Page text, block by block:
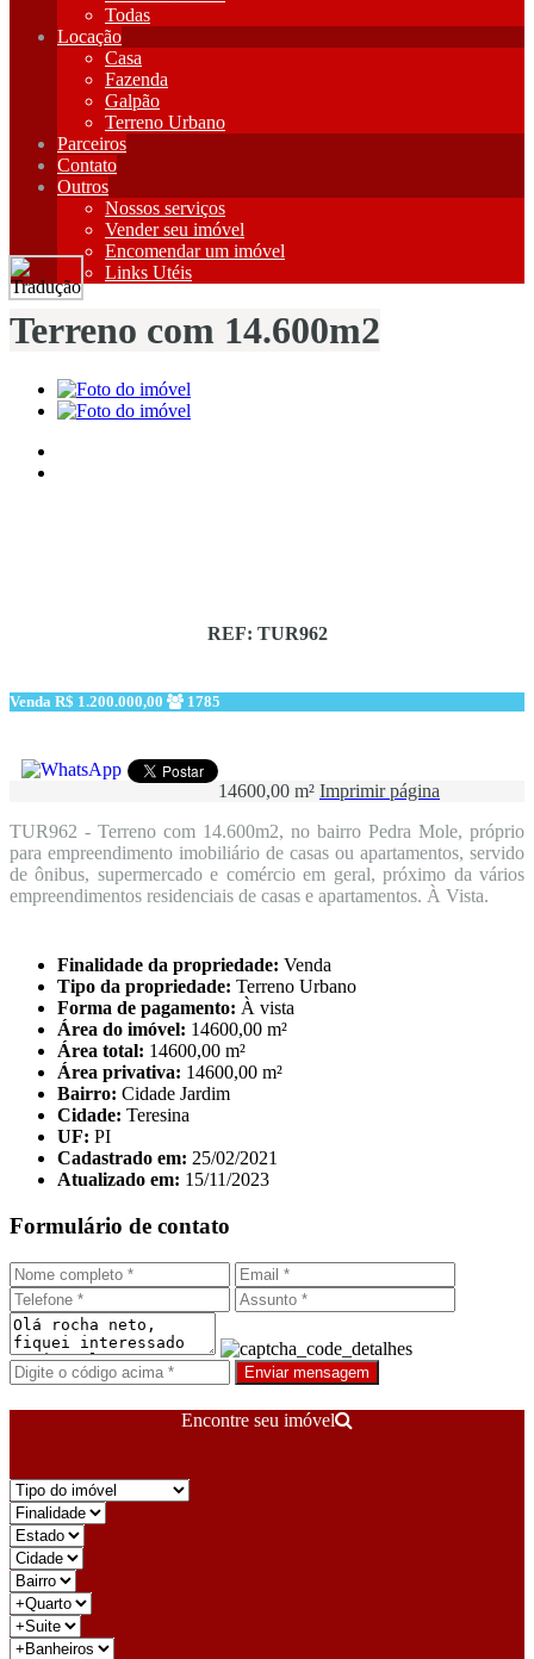
Todas
Locação
Casa
Fazenda
Galpão
Terreno Urbano
Parceiros
Contato
Outros
Nossos serviços
Vender seu imóvel
Encomendar um imóvel
Links Utéis
Terreno com 14.600m2
REF: TUR962
Venda R$ 1.200.000,00 1785
14600,00 m² Imprimir página
TUR962 - Terreno com 14.600m2, no bairro Pedra Mole, próprio
para empreendimento imobiliário de casas ou apartamentos, servido
de ônibus, supermercado e comércio em geral, próximo da vários
empreendimentos residenciais de casas e apartamentos. À Vista.
Finalidade da propriedade: Venda
Tipo da propriedade: Terreno Urbano
Forma de pagamento: À vista
Área do imóvel: 14600,00 m²
Área total: 14600,00 m²
Área privativa: 14600,00 m²
Bairro: Cidade Jardim
Cidade: Teresina
UF: PI
Cadastrado em: 25/02/2021
Atualizado em: 15/11/2023
Formulário de contato
Enviar mensagem
Encontre seu imóvel